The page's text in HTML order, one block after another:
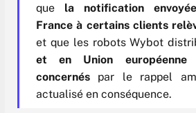
que la notification
France à certains clients
et que les robots Wybot
et en Union
concernéspar le rappel
actualisé en conséquence.